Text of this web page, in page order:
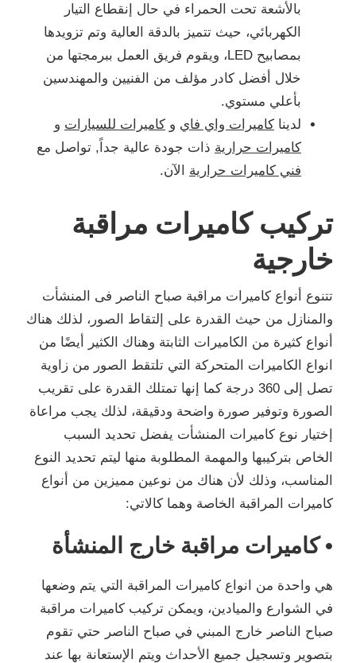
بالأشعة تحت الحمراء في حال إنقطاع التيار
الكهربائي، حيث تتميز بالدقة العالية وتم تزويدها
بمصابيح LED، ويقوم فريق العمل ببرمجتها من
خلال أفضل كادر مؤلف من الفنيين والمهندسين
بأعلي مستوي.
لدينا كاميرات واي فاي و كاميرات للسيارات و
كاميرات حرارية ذات جودة عالية جداً, تواصل مع
فني كاميرات حرارية الآن.
تركيب كاميرات مراقبة
خارجية
تتنوع أنواع كاميرات مراقبة صباح الناصر فى المنشأت
والمنازل من حيث القدرة على إلتقاط الصور، لذلك هناك
أنواع كثيرة من الكاميرات الثابتة وهناك الكثير أيضًا من
انواع الكاميرات المتحركة التي تلتقط الصور من زاوية
تصل إلى 360 درجة كما إنها تمتلك القدرة على تقريب
الصورة وتوفير صورة واضحة ودقيقة، لذلك يجب مراعاة
إختيار نوع كاميرات المنشأت يفضل تحديد السبب
الخاص بتركيبها والمهمة المطلوبة منها ليتم تحديد النوع
المناسب، وذلك لأن هناك من نوعين مميزين من أنواع
كاميرات المراقبة الخاصة وهما كالاتي:
• كاميرات مراقبة خارج المنشأة
هي واحدة من انواع كاميرات المراقبة التي يتم وضعها
في الشوارع والميادين، ويمكن تركيب كاميرات مراقبة
صباح الناصر خارج المبني في صباح الناصر حتي تقوم
بتصوير وتسجيل جميع الأحداث ويتم الإستعانة بها عند